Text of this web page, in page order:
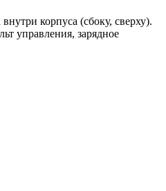
корпуса (сбоку, сверху).
управления, зарядное